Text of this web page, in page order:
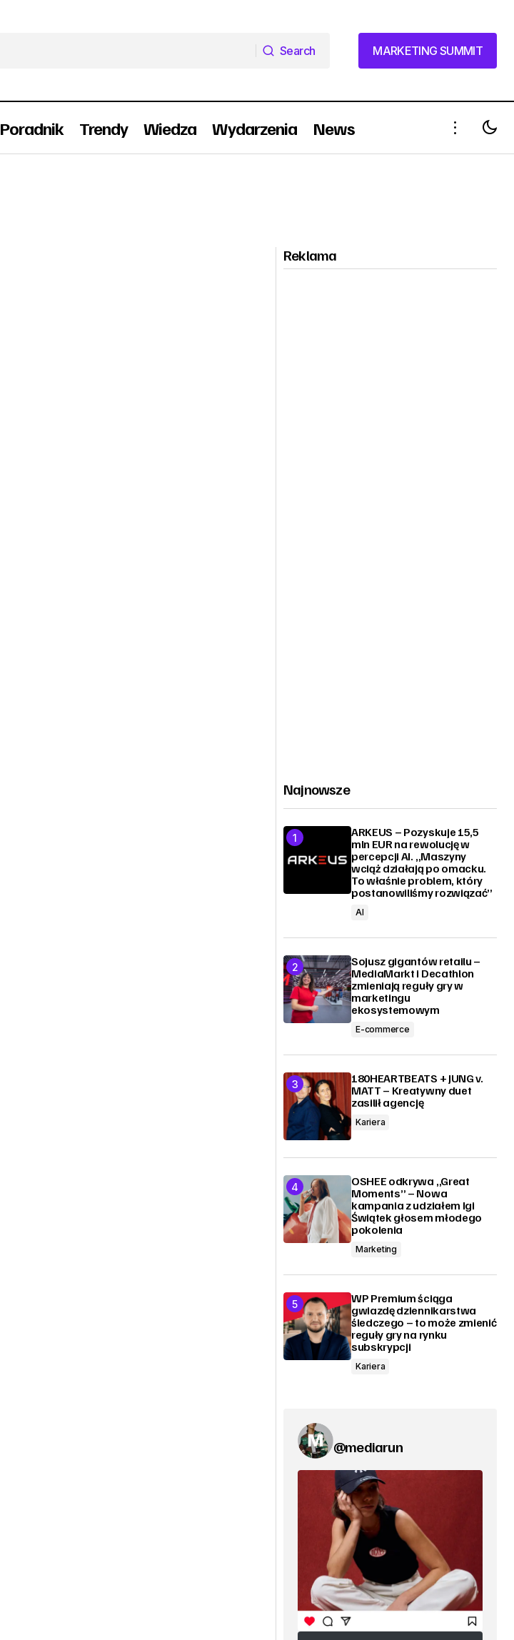
Search
MARKETING SUMMIT
MARKETING SUMMIT
Poradnik Trendy Wiedza Wydarzenia News
Reklama
Najnowsze
ARKEUS – Pozyskuje 15,5
mln EUR na rewolucję w
percepcji AI. „Maszyny
wciąż działają po omacku.
To właśnie problem, który
postanowiliśmy rozwiązać”
AI
Sojusz gigantów retailu –
MediaMarkt i Decathlon
zmieniają reguły gry w
marketingu
ekosystemowym
E-commerce
180HEARTBEATS + JUNG v.
MATT – Kreatywny duet
zasilił agencję
Kariera
OSHEE odkrywa „Great
Moments” – Nowa
kampania z udziałem Igi
Świątek głosem młodego
pokolenia
Marketing
WP Premium ściąga
gwiazdę dziennikarstwa
śledczego – to może zmienić
reguły gry na rynku
subskrypcji
Kariera
@mediarun